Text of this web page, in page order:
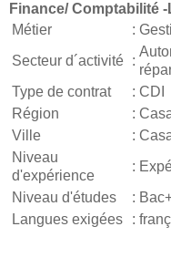
Finance/ Comptabilité
Métier
:
Secteur d´activité :
Type de contrat
: CDI
Région
:
Ville
:
Niveau
d'expérience
:
Niveau d'études
:
Langues exigées
: